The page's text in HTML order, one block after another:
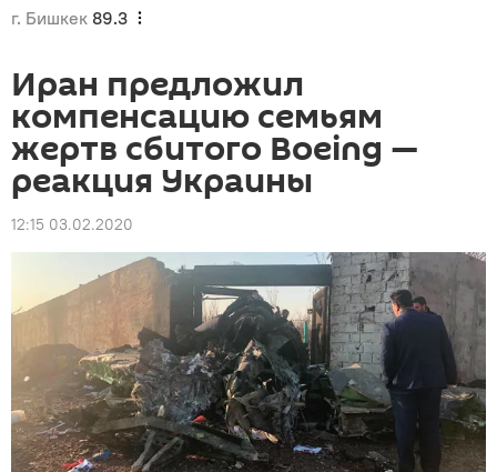
г. Бишкек 89.3
Иран предложил
компенсацию семьям
жертв сбитого Boeing —
реакция Украины
12:15 03.02.2020